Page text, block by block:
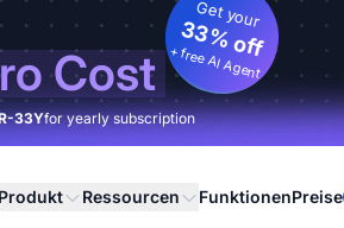
Cost
Get your
33% off
+ free AI Agent
33Yfor yearly subscription
Produkt Ressourcen FunktionenPreise